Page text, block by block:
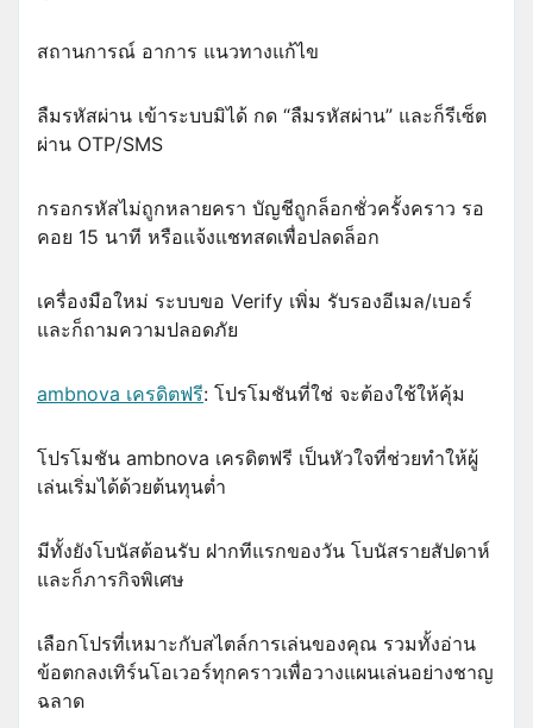
สถานการณ์ อาการ แนวทางแก้ไข
ลืมรหัสผ่าน เข้าระบบมิได้ กด “ลืมรหัสผ่าน” และก็รีเซ็ต
ผ่าน OTP/SMS
กรอกรหัสไม่ถูกหลายครา บัญชีถูกล็อกชั่วครั้งคราว รอ
คอย 15 นาที หรือแจ้งแชทสดเพื่อปลดล็อก
เครื่องมือใหม่ ระบบขอ Verify เพิ่ม รับรองอีเมล/เบอร์
และก็ถามความปลอดภัย
ambnova เครดิตฟรี: โปรโมชันที่ใช่ จะต้องใช้ให้คุ้ม
โปรโมชัน ambnova เครดิตฟรี เป็นหัวใจที่ช่วยทำให้ผู้
เล่นเริ่มได้ด้วยต้นทุนต่ำ
มีทั้งยังโบนัสต้อนรับ ฝากทีแรกของวัน โบนัสรายสัปดาห์
และก็ภารกิจพิเศษ
เลือกโปรที่เหมาะกับสไตล์การเล่นของคุณ รวมทั้งอ่าน
ข้อตกลงเทิร์นโอเวอร์ทุกคราวเพื่อวางแผนเล่นอย่างชาญ
ฉลาด